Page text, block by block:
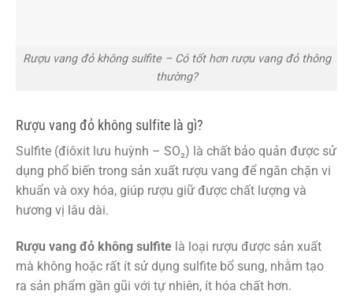
Rượu vang đỏ không sulfite – Có tốt hơn rượu vang đỏ thông
thường?
Rượu vang đỏ không sulfite là gì?
Sulfite (điôxit lưu huỳnh – SO₂) là chất bảo quản được sử
dụng phổ biến trong sản xuất rượu vang để ngăn chặn vi
khuẩn và oxy hóa, giúp rượu giữ được chất lượng và
hương vị lâu dài.
Rượu vang đỏ không sulfite là loại rượu được sản xuất
mà không hoặc rất ít sử dụng sulfite bổ sung, nhằm tạo
ra sản phẩm gần gũi với tự nhiên, ít hóa chất hơn.